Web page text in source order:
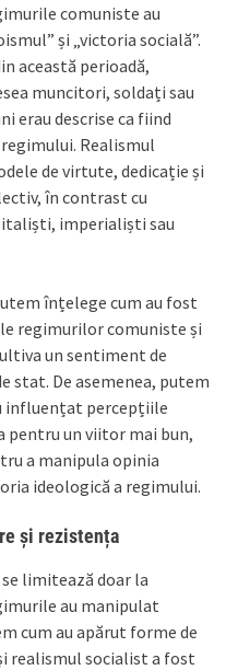
comuniste au
și „victoria socială”.
această perioadă,
muncitori, soldați sau
erau descrise ca fiind
Realismul
de virtute, dedicație și
în contrast cu
imperialiști sau
înțelege cum au fost
regimurilor comuniste și
un sentiment de
De asemenea, putem
influențat percepțiile
pentru un viitor mai bun,
a manipula opinia
ideologică a regimului.
și rezistența
limitează doar la
au manipulat
cum au apărut forme de
realismul socialist a fost